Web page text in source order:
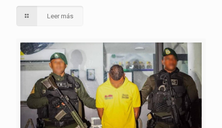
Leer más